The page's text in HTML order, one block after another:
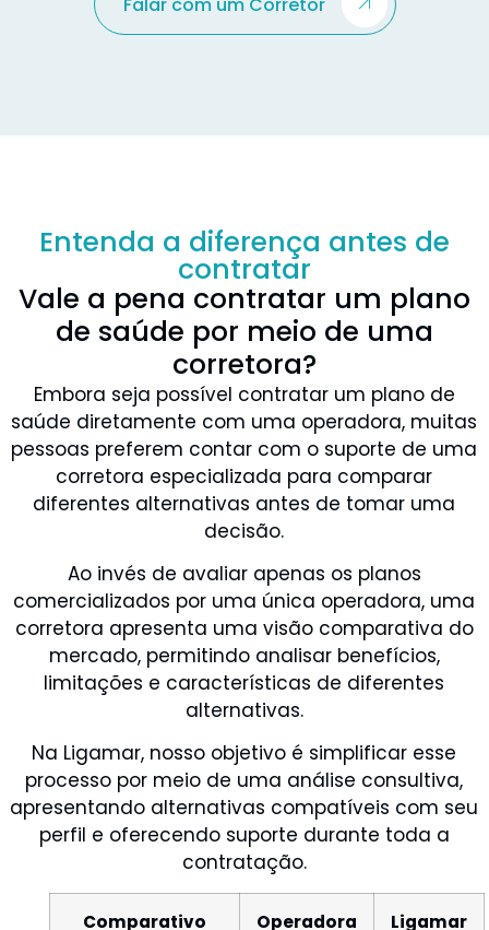
Entenda a diferença antes de
contratar
Vale a pena contratar um plano
de saúde por meio de uma
corretora?
Embora seja possível contratar um plano de
saúde diretamente com uma operadora, muitas
pessoas preferem contar com o suporte de uma
corretora especializada para comparar
diferentes alternativas antes de tomar uma
decisão.
Ao invés de avaliar apenas os planos
comercializados por uma única operadora, uma
corretora apresenta uma visão comparativa do
mercado, permitindo analisar benefícios,
limitações e características de diferentes
alternativas.
Na Ligamar, nosso objetivo é simplificar esse
processo por meio de uma análise consultiva,
apresentando alternativas compatíveis com seu
perfil e oferecendo suporte durante toda a
contratação.
Comparativo Operadora Ligamar